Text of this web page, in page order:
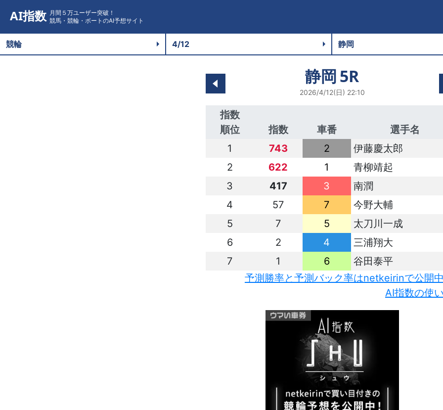
AI指数 月間５万ユーザー突破！
競馬・競輪・ボートのAI予想サイト
静岡5R
2026/4/12(日) 22:10
指数
順位
指数 車番
選手名
1
743 2
伊藤慶太郎
2
622 1
青柳靖起
3
417 3
南潤
4
57 7
今野大輔
5
7 5
太刀川一成
6
2 4
三浦翔大
7
1 6
谷田泰平
予測勝率と予測バック率はnetkeirinで公開
AI指数の使